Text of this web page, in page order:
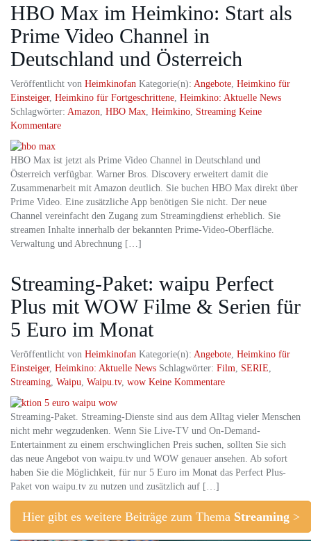
HBO Max im Heimkino: Start als
Prime Video Channel in
Deutschland und Österreich
Veröffentlicht von Heimkinofan Kategorie(n): Angebote, Heimkino für
Einsteiger, Heimkino für Fortgeschrittene, Heimkino: Aktuelle News
Schlagwörter: Amazon, HBO Max, Heimkino, Streaming Keine
Kommentare
HBO Max ist jetzt als Prime Video Channel in Deutschland und
Österreich verfügbar. Warner Bros. Discovery erweitert damit die
Zusammenarbeit mit Amazon deutlich. Sie buchen HBO Max direkt über
Prime Video. Eine zusätzliche App benötigen Sie nicht. Der neue
Channel vereinfacht den Zugang zum Streamingdienst erheblich. Sie
streamen Inhalte innerhalb der bekannten Prime‑Video‑Oberfläche.
Verwaltung und Abrechnung […]
Streaming-Paket: waipu Perfect
Plus mit WOW Filme & Serien für
5 Euro im Monat
Veröffentlicht von Heimkinofan Kategorie(n): Angebote, Heimkino für
Einsteiger, Heimkino: Aktuelle News Schlagwörter: Film, SERIE,
Streaming, Waipu, Waipu.tv, wow Keine Kommentare
Streaming-Paket. Streaming-Dienste sind aus dem Alltag vieler Menschen
nicht mehr wegzudenken. Wenn Sie Live-TV und On-Demand-
Entertainment zu einem erschwinglichen Preis suchen, sollten Sie sich
das neue Angebot von waipu.tv und WOW genauer ansehen. Ab sofort
haben Sie die Möglichkeit, für nur 5 Euro im Monat das Perfect Plus-
Paket von waipu.tv zu nutzen und zusätzlich auf […]
Hier gibt es weitere Beiträge zum Thema Streaming >